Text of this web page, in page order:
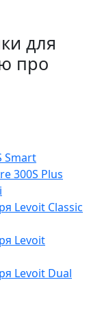
для
про
Smart
300S Plus
Levoit Classic
Levoit
Levoit Dual